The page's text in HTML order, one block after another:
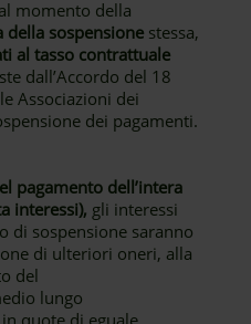
momento della
della sospensione stessa,
al tasso contrattuale
dall’Accordo del 18
Associazioni dei
dei pagamenti.
pagamento dell’intera
interessi), gli interessi
di sospensione saranno
di ulteriori oneri, alla
del
lungo
quote di eguale